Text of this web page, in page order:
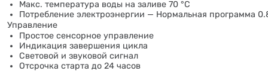
Макс. температура воды на заливе 70 °C
Потребление электроэнергии — Нормальная программа
Управление
Простое сенсорное управление
Индикация завершения цикла
Световой и звуковой сигнал
Отсрочка старта до 24 часов